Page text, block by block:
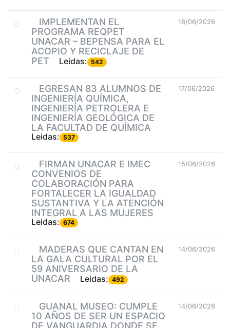
IMPLEMENTAN EL
PROGRAMA REQPET
UNACAR – BEPENSA PARA EL
ACOPIO Y RECICLAJE DE
PET
Leidas: 542
18/06/2026
EGRESAN 83 ALUMNOS DE
INGENIERÍA QUÍMICA,
INGENIERÍA PETROLERA E
INGENIERÍA GEOLÓGICA DE
LA FACULTAD DE QUÍMICA
Leidas: 537
17/06/2026
FIRMAN UNACAR E IMEC
CONVENIOS DE
COLABORACIÓN PARA
FORTALECER LA IGUALDAD
SUSTANTIVA Y LA ATENCIÓN
INTEGRAL A LAS MUJERES
Leidas: 674
15/06/2026
MADERAS QUE CANTAN EN
LA GALA CULTURAL POR EL
59 ANIVERSARIO DE LA
UNACAR
Leidas: 492
14/06/2026
GUANAL MUSEO: CUMPLE
10 AÑOS DE SER UN ESPACIO
DE VANGUARDIA DONDE SE
14/06/2026